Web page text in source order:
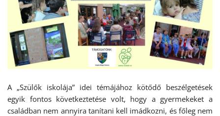
A „Szülők iskolája” idei témájához kötődő beszélgetések
egyik fontos következtetése volt, hogy a gyermekeket a
családban nem annyira tanítani kell imádkozni, és főleg nem